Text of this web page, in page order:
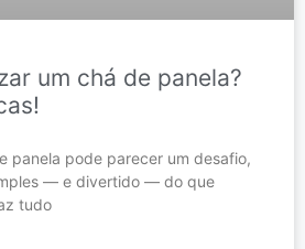
um chá de panela?
panela pode parecer um desafio,
— e divertido — do que
tudo